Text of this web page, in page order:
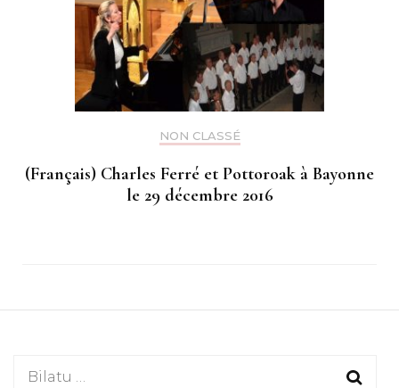
NON CLASSÉ
(Français) Charles Ferré et Pottoroak à Bayonne
le 29 décembre 2016
Bilatu: